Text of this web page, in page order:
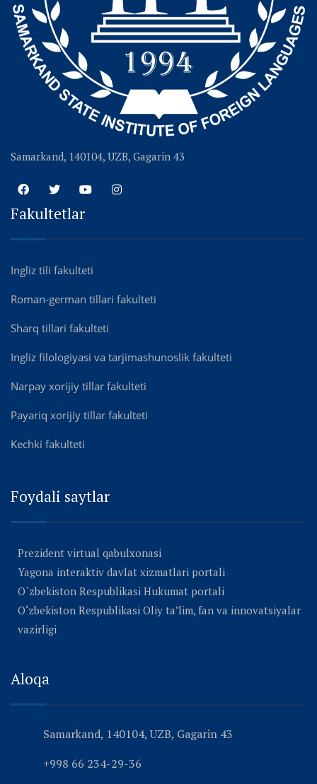
Samarkand, 140104, UZB, Gagarin 43
Fakultetlar
Ingliz tili fakulteti
Roman-german tillari fakulteti
Sharq tillari fakulteti
Ingliz filologiyasi va tarjimashunoslik fakulteti
Narpay xorijiy tillar fakulteti
Payariq xorijiy tillar fakulteti
Kechki fakulteti
Foydali saytlar
Prezident virtual qabulxonasi
Yagona interaktiv davlat xizmatlari portali
O`zbekiston Respublikasi Hukumat portali
O‘zbekiston Respublikasi Oliy ta’lim, fan va innovatsiyalar
vazirligi
Aloqa
Samarkand, 140104, UZB, Gagarin 43
+998 66 234-29-36